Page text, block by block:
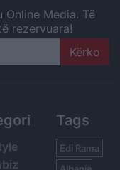
Online Media. Të
rezervuara!
Tags
Edi Rama